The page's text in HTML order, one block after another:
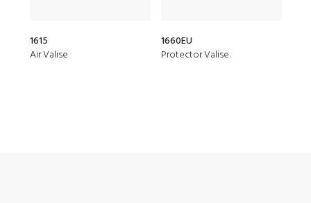
1615
Air Valise
1660EU
Protector Valise